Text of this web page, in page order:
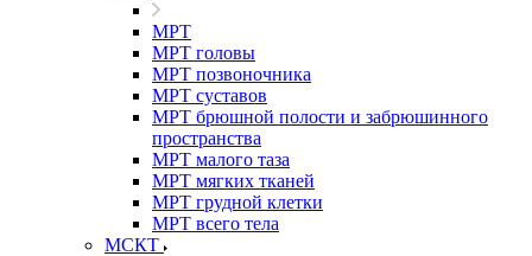
МРТ
МРТ головы
МРТ позвоночника
МРТ суставов
МРТ брюшной полости и забрюшинного
пространства
МРТ малого таза
МРТ мягких тканей
МРТ грудной клетки
МРТ всего тела
МСКТ